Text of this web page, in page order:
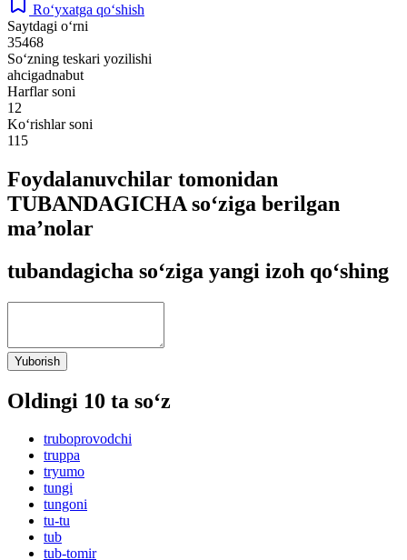
Ro‘yxatga qo‘shish
Saytdagi o‘rni
35468
So‘zning teskari yozilishi
ahcigadnabut
Harflar soni
12
Ko‘rishlar soni
115
Foydalanuvchilar tomonidan
TUBANDAGICHA so‘ziga berilgan
ma’nolar
tubandagicha so‘ziga yangi izoh qo‘shing
Yuborish
Oldingi 10 ta so‘z
truboprovodchi
truppa
tryumo
tungi
tungoni
tu-tu
tub
tub-tomir